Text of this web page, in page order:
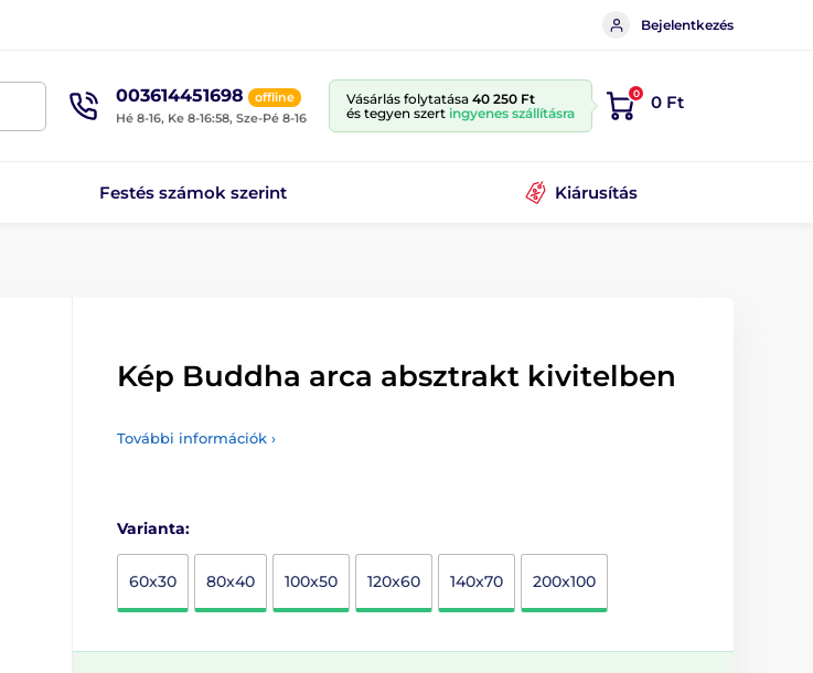
Bejelentkezés
003614451698
offline
Hé 8-16, Ke 8-16:58, Sze-Pé 8-16
Vásárlás folytatása 40 250 Ft
és tegyen szert ingyenes szállításra
0 0 Ft
Festés számok szerint Kiárusítás
Kép Buddha arca absztrakt kivitelben
További információk ›
Varianta:
60x30 80x40 100x50 120x60 140x70 200x100